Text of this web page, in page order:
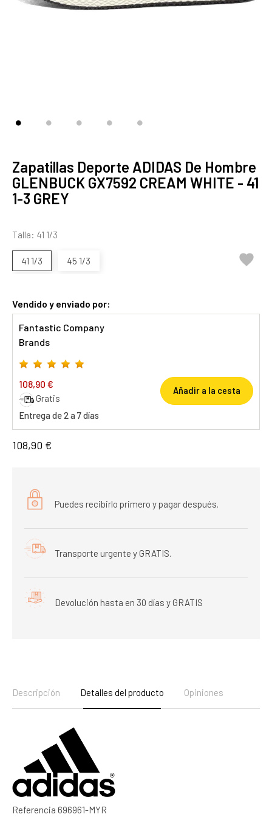
Zapatillas Deporte ADIDAS De Hombre
GLENBUCK GX7592 CREAM WHITE - 41
1-3 GREY
Talla: 41 1/3
41 1/3 45 1/3 
Vendido y enviado por:
Fantastic Company
Brands
108,90 €
Gratis
Entrega de 2 a 7 días
Añadir a la cesta
108,90 €
Puedes recibirlo primero y pagar después.
Transporte urgente y GRATIS.
Devolución hasta en 30 días y GRATIS
Descripción Detalles del producto Opiniones
Referencia 696961-MYR